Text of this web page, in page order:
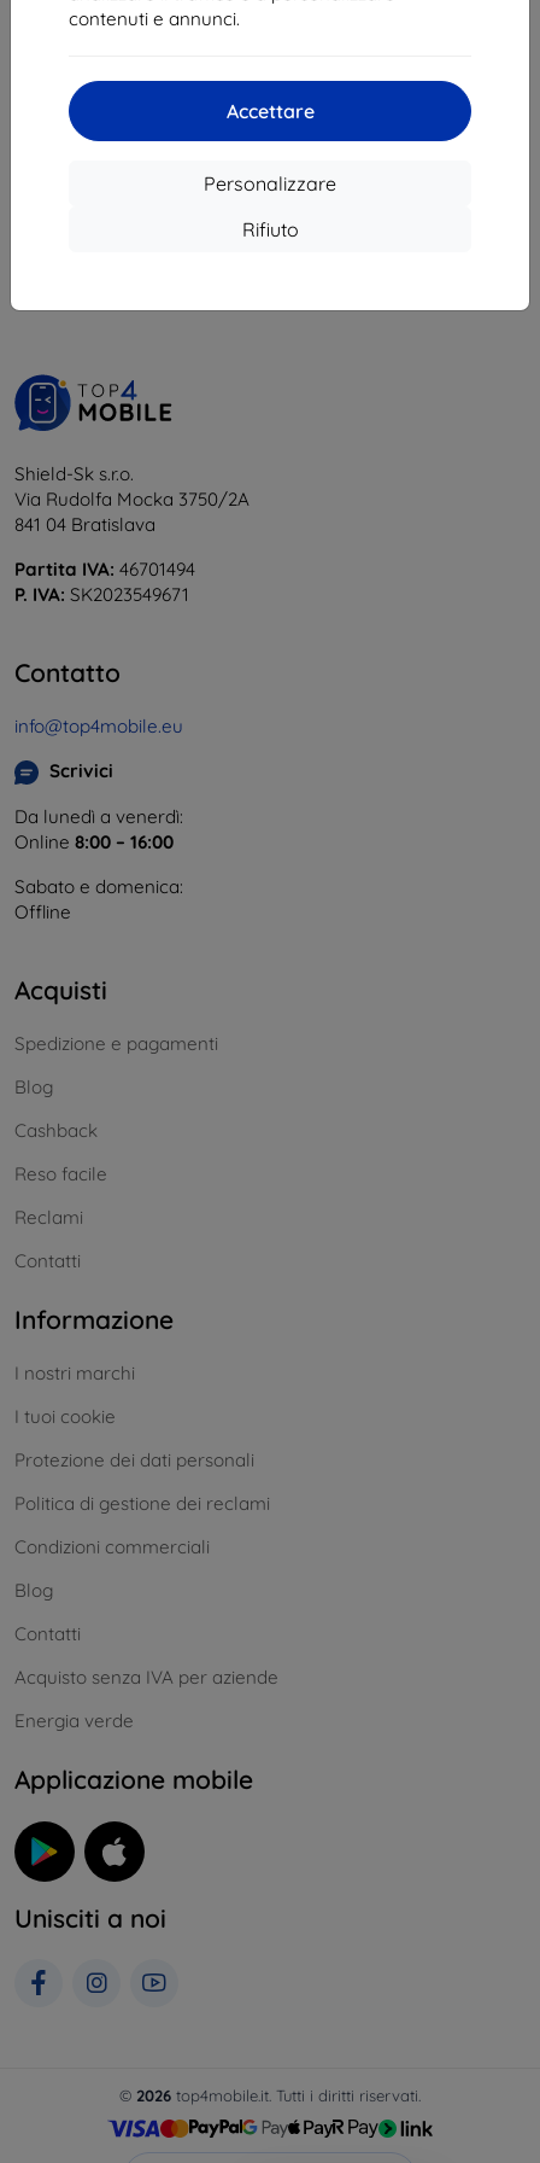
contenuti e annunci.
Accettare
Personalizzare
Rifiuto
20,90 €
18,81 €
Shield-Sk s.r.o.
Via Rudolfa Mocka 3750/2A
841 04 Bratislava
Partita IVA: 46701494
P. IVA: SK2023549671
Contatto
info@top4mobile.eu
Scrivici
Da lunedì a venerdì:
Online 8:00 – 16:00
Sabato e domenica:
Offline
Acquisti
Spedizione e pagamenti
Blog
Cashback
Reso facile
Reclami
Contatti
Informazione
I nostri marchi
I tuoi cookie
Protezione dei dati personali
Politica di gestione dei reclami
Condizioni commerciali
Blog
Contatti
Acquisto senza IVA per aziende
Energia verde
Applicazione mobile
Unisciti a noi
© 2026 top4mobile.it. Tutti i diritti riservati.